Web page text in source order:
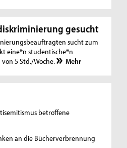
gesucht
sucht zum
eine*n studentische*n
5 Std./Woche.
Mehr
betroffene
an die Bücherverbrennung